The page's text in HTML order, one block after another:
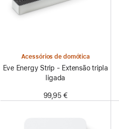
Acessórios de domótica
Eve Energy Strip - Extensão tripla
ligada
99,95 €